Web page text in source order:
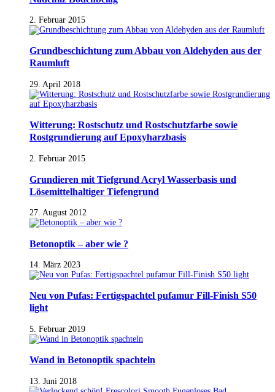
2. Februar 2015
Grundbeschichtung zum Abbau von Aldehyden aus der
Raumluft
29. April 2018
Witterung: Rostschutz und Rostschutzfarbe sowie
Rostgrundierung auf Epoxyharzbasis
2. Februar 2015
Grundieren mit Tiefgrund Acryl Wasserbasis und
Lösemittelhaltiger Tiefengrund
27. August 2012
Betonoptik – aber wie ?
14. März 2023
Neu von Pufas: Fertigspachtel pufamur Fill-Finish S50
light
5. Februar 2019
Wand in Betonoptik spachteln
13. Juni 2018